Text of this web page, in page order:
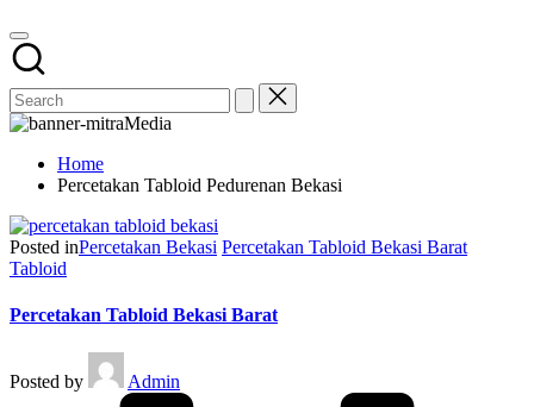
Home
Percetakan Tabloid Pedurenan Bekasi
Posted inPercetakan Bekasi Percetakan Tabloid Bekasi Barat
Tabloid
Percetakan Tabloid Bekasi Barat
Posted by Admin